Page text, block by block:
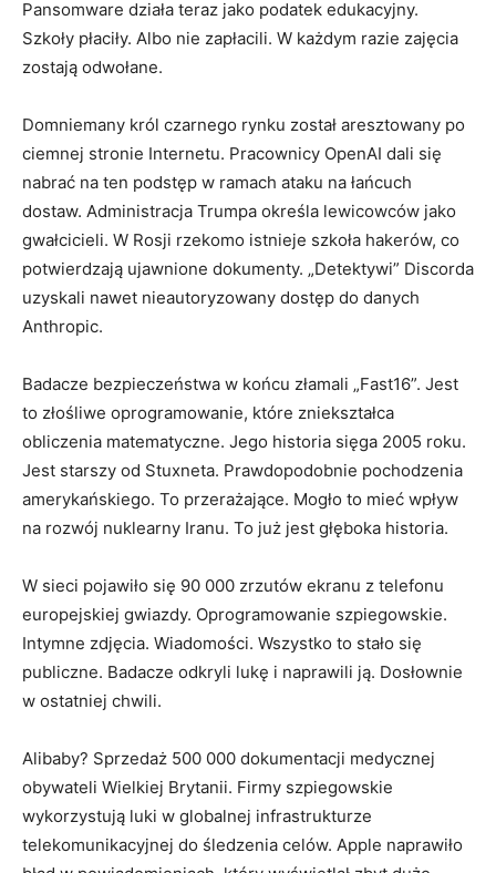
Pansomware działa teraz jako podatek edukacyjny.
Szkoły płaciły. Albo nie zapłacili. W każdym razie zajęcia
zostają odwołane.
Domniemany król czarnego rynku został aresztowany po
ciemnej stronie Internetu. Pracownicy OpenAI dali się
nabrać na ten podstęp w ramach ataku na łańcuch
dostaw. Administracja Trumpa określa lewicowców jako
gwałcicieli. W Rosji rzekomo istnieje szkoła hakerów, co
potwierdzają ujawnione dokumenty. „Detektywi” Discorda
uzyskali nawet nieautoryzowany dostęp do danych
Anthropic.
Badacze bezpieczeństwa w końcu złamali „Fast16”. Jest
to złośliwe oprogramowanie, które zniekształca
obliczenia matematyczne. Jego historia sięga 2005 roku.
Jest starszy od Stuxneta. Prawdopodobnie pochodzenia
amerykańskiego. To przerażające. Mogło to mieć wpływ
na rozwój nuklearny Iranu. To już jest głęboka historia.
W sieci pojawiło się 90 000 zrzutów ekranu z telefonu
europejskiej gwiazdy. Oprogramowanie szpiegowskie.
Intymne zdjęcia. Wiadomości. Wszystko to stało się
publiczne. Badacze odkryli lukę i naprawili ją. Dosłownie
w ostatniej chwili.
Alibaby? Sprzedaż 500 000 dokumentacji medycznej
obywateli Wielkiej Brytanii. Firmy szpiegowskie
wykorzystują luki w globalnej infrastrukturze
telekomunikacyjnej do śledzenia celów. Apple naprawiło